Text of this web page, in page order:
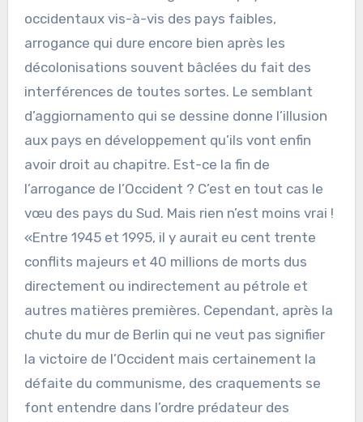
occidentaux vis-à-vis des pays faibles,
arrogance qui dure encore bien après les
décolonisations souvent bâclées du fait des
interférences de toutes sortes. Le semblant
d’aggiornamento qui se dessine donne l’illusion
aux pays en développement qu’ils vont enfin
avoir droit au chapitre. Est-ce la fin de
l’arrogance de l’Occident ? C’est en tout cas le
vœu des pays du Sud. Mais rien n’est moins vrai !
«Entre 1945 et 1995, il y aurait eu cent trente
conflits majeurs et 40 millions de morts dus
directement ou indirectement au pétrole et
autres matières premières. Cependant, après la
chute du mur de Berlin qui ne veut pas signifier
la victoire de l’Occident mais certainement la
défaite du communisme, des craquements se
font entendre dans l’ordre prédateur des